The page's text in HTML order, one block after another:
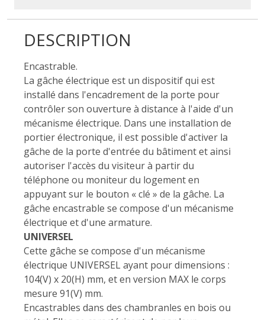
DESCRIPTION
Encastrable.
La gâche électrique est un dispositif qui est
installé dans l'encadrement de la porte pour
contrôler son ouverture à distance à l'aide d'un
mécanisme électrique. Dans une installation de
portier électronique, il est possible d'activer la
gâche de la porte d'entrée du bâtiment et ainsi
autoriser l'accès du visiteur à partir du
téléphone ou moniteur du logement en
appuyant sur le bouton « clé » de la gâche. La
gâche encastrable se compose d'un mécanisme
électrique et d'une armature.
UNIVERSEL
Cette gâche se compose d'un mécanisme
électrique UNIVERSEL ayant pour dimensions :
104(V) x 20(H) mm, et en version MAX le corps
mesure 91(V) mm.
Encastrables dans des chambranles en bois ou